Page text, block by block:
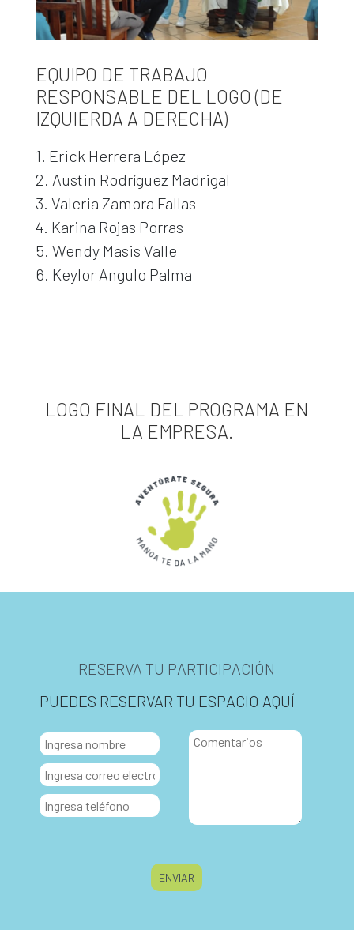
EQUIPO DE TRABAJO
RESPONSABLE DEL LOGO (DE
IZQUIERDA A DERECHA)
1. Erick Herrera López
2. Austin Rodríguez Madrigal
3. Valeria Zamora Fallas
4. Karina Rojas Porras
5. Wendy Masis Valle
6. Keylor Angulo Palma
LOGO FINAL DEL PROGRAMA EN
LA EMPRESA.
RESERVA TU PARTICIPACIÓN
PUEDES RESERVAR TU ESPACIO AQUÍ